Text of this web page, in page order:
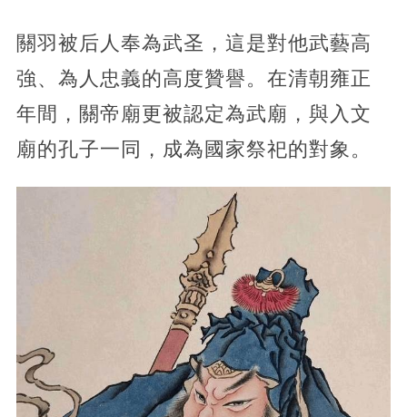
關羽被后人奉為武圣，這是對他武藝高
強、為人忠義的高度贊譽。在清朝雍正
年間，關帝廟更被認定為武廟，與入文
廟的孔子一同，成為國家祭祀的對象。